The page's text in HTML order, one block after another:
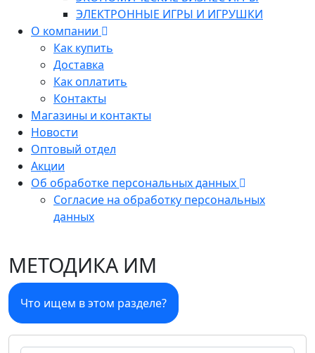
МЕТОДИКА ИМ
Что ищем в этом разделе?
ЭЛЕКТРОННЫЕ ИГРЫ И ИГРУШКИ
О компании
Как купить
Доставка
Как оплатить
Контакты
Магазины и контакты
Новости
Оптовый отдел
Акции
Об обработке персональных данных
Согласие на обработку персональных
данных